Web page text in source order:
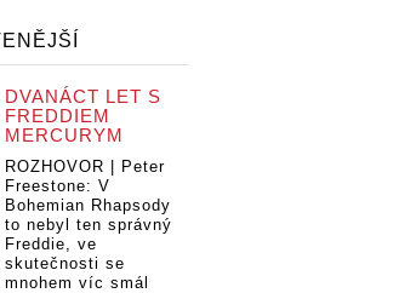
DVANÁCT LET S
FREDDIEM
MERCURYM
ROZHOVOR | Peter
Freestone: V
Bohemian Rhapsody
to nebyl ten správný
Freddie, ve
skutečnosti se
mnohem víc smál